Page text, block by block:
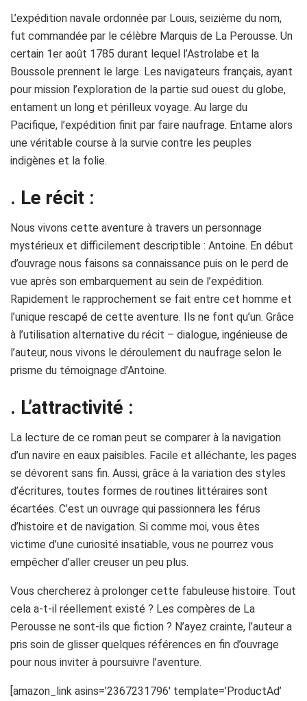
L’expédition navale ordonnée par Louis, seizième du nom,
fut commandée par le célèbre Marquis de La Perousse. Un
certain 1er août 1785 durant lequel l’Astrolabe et la
Boussole prennent le large. Les navigateurs français, ayant
pour mission l’exploration de la partie sud ouest du globe,
entament un long et périlleux voyage. Au large du
Pacifique, l’expédition finit par faire naufrage. Entame alors
une véritable course à la survie contre les peuples
indigènes et la folie.
. Le récit :
Nous vivons cette aventure à travers un personnage
mystérieux et difficilement descriptible : Antoine. En début
d’ouvrage nous faisons sa connaissance puis on le perd de
vue après son embarquement au sein de l’expédition.
Rapidement le rapprochement se fait entre cet homme et
l’unique rescapé de cette aventure. Ils ne font qu’un. Grâce
à l’utilisation alternative du récit – dialogue, ingénieuse de
l’auteur, nous vivons le déroulement du naufrage selon le
prisme du témoignage d’Antoine.
. L’attractivité :
La lecture de ce roman peut se comparer à la navigation
d’un navire en eaux paisibles. Facile et alléchante, les pages
se dévorent sans fin. Aussi, grâce à la variation des styles
d’écritures, toutes formes de routines littéraires sont
écartées. C’est un ouvrage qui passionnera les férus
d’histoire et de navigation. Si comme moi, vous êtes
victime d’une curiosité insatiable, vous ne pourrez vous
empêcher d’aller creuser un peu plus.
Vous chercherez à prolonger cette fabuleuse histoire. Tout
cela a-t-il réellement existé ? Les compères de La
Perousse ne sont-ils que fiction ? N’ayez crainte, l’auteur a
pris soin de glisser quelques références en fin d’ouvrage
pour nous inviter à poursuivre l’aventure.
[amazon_link asins=’2367231796′ template=’ProductAd’